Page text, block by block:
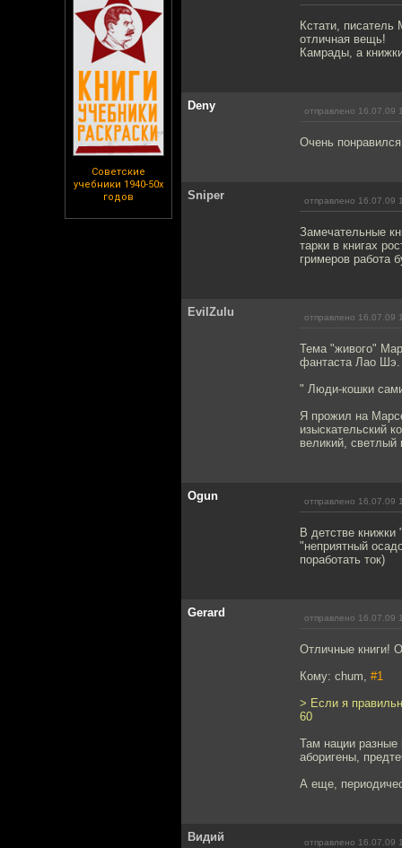
Советские
учебники 1940-50х
годов
Кстати,
отличная вещь!
Камрады, а
Deny отправлено 16.07.09
Очень
Sniper отправлено 16.07.09
Замечательные
тарки в книгах
гримеров работа
EvilZulu отправлено 16.07.09
Тема "живого"
фантаста Лао Шэ.
" Люди-кошки
Я прожил на
изыскательский
великий,
Ogun отправлено 16.07.09
В детстве
"неприятный
поработать ток)
Gerard отправлено 16.07.09
Отличные книги!
Кому: chum, #1
> Если я
60
Там нации
аборигены,
А еще,
Видий отправлено 16.07.09